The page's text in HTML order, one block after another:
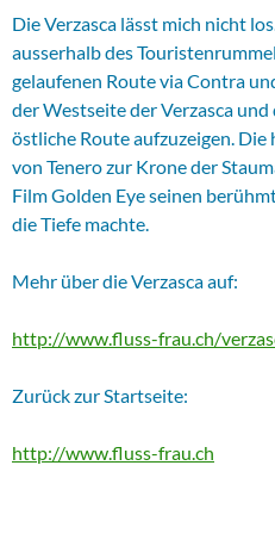
Die Verzasca lässt mich nicht
ausserhalb des
gelaufenen Route via Contra
der Westseite der Verzasca
östliche Route aufzuzeigen.
von Tenero zur Krone der
Film Golden Eye seinen
die Tiefe machte.
Mehr über die Verzasca auf:
http://www.fluss-frau.ch/
Zurück zur Startseite:
http://www.fluss-frau.ch